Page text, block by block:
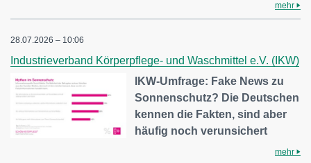
mehr
28.07.2026 – 10:06
Industrieverband Körperpflege- und Waschmittel e.V. (IKW)
IKW-Umfrage: Fake News zu
Sonnenschutz? Die Deutschen
kennen die Fakten, sind aber
häufig noch verunsichert
mehr